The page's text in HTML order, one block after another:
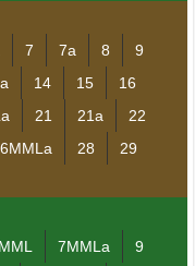
7 7a 8
9
14 15
16
21 21a
22
28
29
7MMLa
9